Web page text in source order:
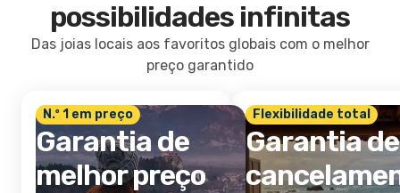
possibilidades infinitas
Das joias locais aos favoritos globais com o melhor
preço garantido
N.º 1 em preço
Garantia de
melhor preço
Flexibilidade total
Garantia de